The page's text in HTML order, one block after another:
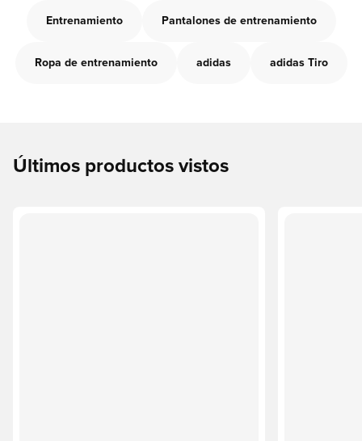
Entrenamiento Pantalones de entrenamiento
Ropa de entrenamiento adidas adidas Tiro
Últimos productos vistos